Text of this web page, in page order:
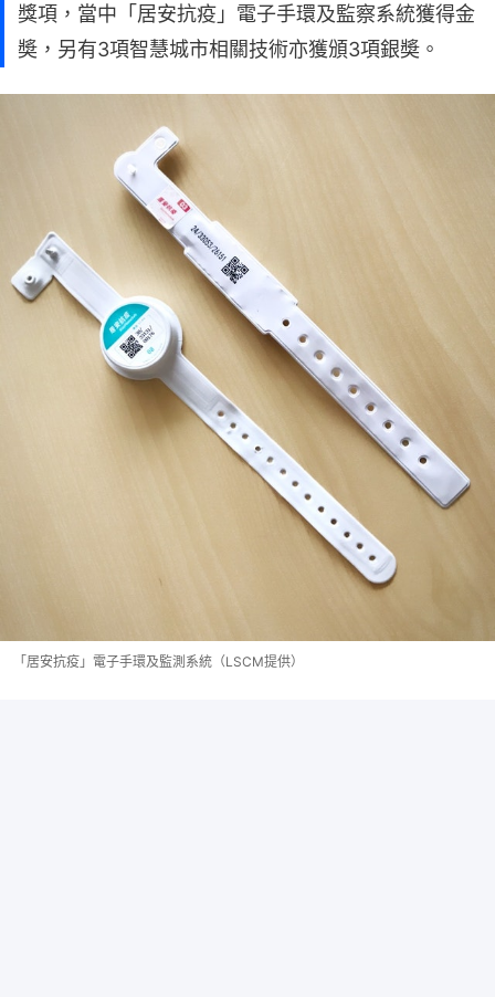
獎項，當中「居安抗疫」電子手環及監察系統獲得金
奬，另有3項智慧城市相關技術亦獲頒3項銀奬。
「居安抗疫」電子手環及監測系統（LSCM提供）